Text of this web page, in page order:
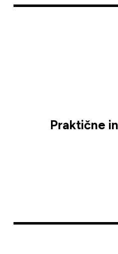
Praktične